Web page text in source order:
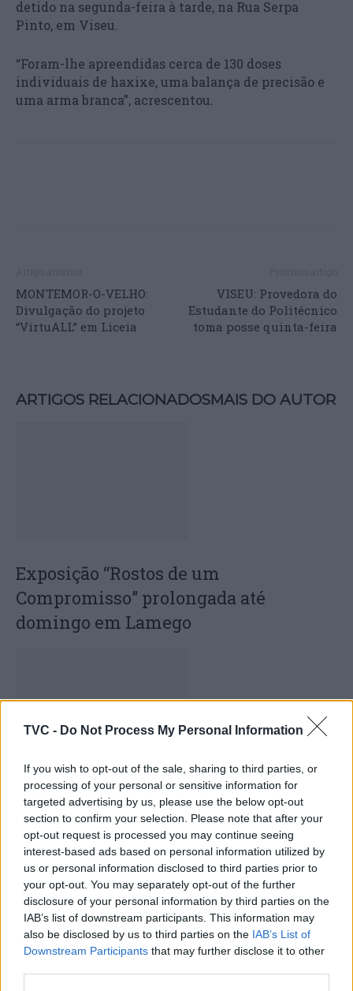
TVC - Do Not Process My Personal Information
If you wish to opt-out of the sale, sharing to third parties, or
processing of your personal or sensitive information for
targeted advertising by us, please use the below opt-out
section to confirm your selection. Please note that after your
opt-out request is processed you may continue seeing
interest-based ads based on personal information utilized by
us or personal information disclosed to third parties prior to
your opt-out. You may separately opt-out of the further
disclosure of your personal information by third parties on the
IAB’s list of downstream participants. This information may
also be disclosed by us to third parties on the IAB’s List of
Downstream Participants that may further disclose it to other
detido na segunda-feira à tarde, na Rua Serpa
Pinto, em Viseu.
“Foram-lhe apreendidas cerca de 130 doses
individuais de haxixe, uma balança de precisão e
uma arma branca”, acrescentou.
MONTEMOR-O-VELHO:
Divulgação do projeto
“VirtuALL” em Liceia
VISEU: Provedora do
Estudante do Politécnico
toma posse quinta-feira
ARTIGOS RELACIONADOSMAIS DO AUTOR
Exposição “Rostos de um
Compromisso” prolongada até
domingo em Lamego
REJOICE: Lamego inaugura Parque
Urbano D. António Francisco dos
Santos